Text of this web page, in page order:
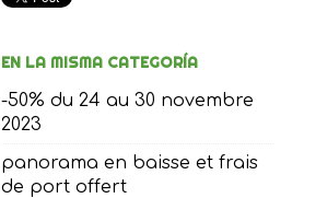
EN LA MISMA CATEGORÍA
-50% du 24 au 30 novembre
2023
panorama en baisse et frais
de port offert